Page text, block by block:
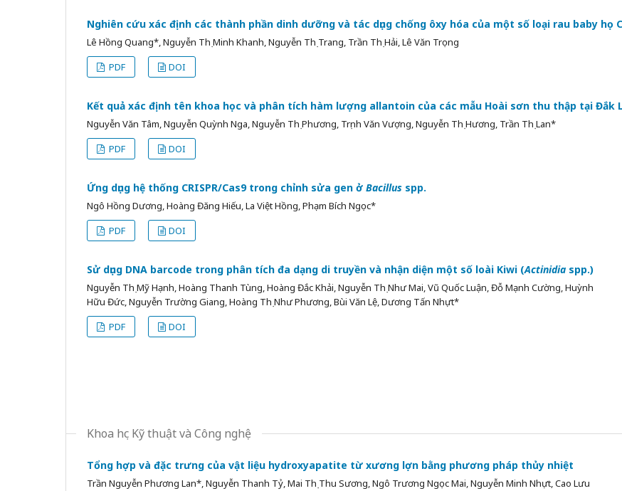
Nghiên cứu xác định các thành phần dinh dưỡng và tác dụng chống ôxy hóa của một số loại rau baby họ
Lê Hồng Quang*, Nguyễn Thị Minh Khanh, Nguyễn Thị Trang, Trần Thị Hải, Lê Văn Trọng
PDF
DOI
Kết quả xác định tên khoa học và phân tích hàm lượng allantoin của các mẫu Hoài sơn thu thập tại Đắk
Nguyễn Văn Tâm, Nguyễn Quỳnh Nga, Nguyễn Thị Phương, Trịnh Văn Vượng, Nguyễn Thị Hương, Trần Thị Lan*
PDF
DOI
Ứng dụng hệ thống CRISPR/Cas9 trong chỉnh sửa gen ở Bacillus spp.
Ngô Hồng Dương, Hoàng Đăng Hiếu, La Việt Hồng, Phạm Bích Ngọc*
PDF
DOI
Sử dụng DNA barcode trong phân tích đa dạng di truyền và nhận diện một số loài Kiwi (Actinidia spp.)
Nguyễn Thị Mỹ Hạnh, Hoàng Thanh Tùng, Hoàng Đắc Khải, Nguyễn Thị Như Mai, Vũ Quốc Luận, Đỗ Mạnh Cường, Huỳnh
Hữu Đức, Nguyễn Trường Giang, Hoàng Thị Như Phương, Bùi Văn Lệ, Dương Tấn Nhựt*
PDF
DOI
Khoa học Kỹ thuật và Công nghệ
Tổng hợp và đặc trưng của vật liệu hydroxyapatite từ xương lợn bằng phương pháp thủy nhiệt
Trần Nguyễn Phương Lan*, Nguyễn Thanh Tỷ, Mai Thị Thu Sương, Ngô Trương Ngọc Mai, Nguyễn Minh Nhựt, Cao Lưu